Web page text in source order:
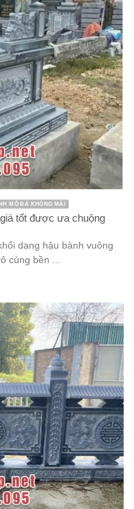
MỘ ĐÁ KHÔNG MÁI
tốt được ưa chuộng
dạng hậu bành vuông
cùng bền ...